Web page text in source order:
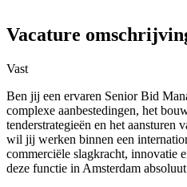
Vacature
Vast
Ben jij een ervaren Senior Bid
complexe aanbestedingen, het
tenderstrategieën en het aansturen
wil jij werken binnen een
commerciële slagkracht, innovatie
deze functie in Amsterdam